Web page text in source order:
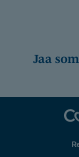
Jaa